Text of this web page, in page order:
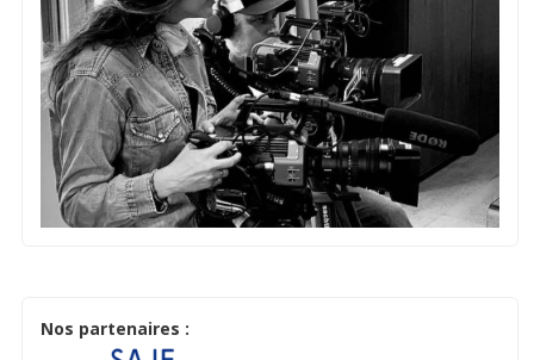
Nos partenaires :